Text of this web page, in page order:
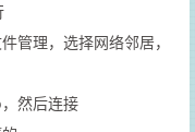
管理，选择网络邻居，
然后连接